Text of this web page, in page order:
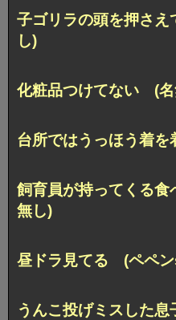
子ゴリラの頭を押さ
し)
化粧品つけてない (名
台所ではうっほう着
飼育員が持ってくる
無し)
昼ドラ見てる (ペペ
うんこ投げミスした